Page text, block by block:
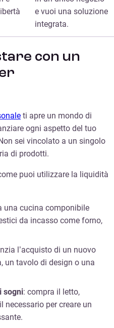
e vuoi una soluzione
integrata.
con un
ti apre un mondo di
ogni aspetto del tuo
sei vincolato a un singolo
di prodotti.
puoi utilizzare la liquidità
una cucina componibile
da incasso come forno,
l’acquisto di un nuovo
un tavolo di design o una
sogni: compra il letto,
necessario per creare un